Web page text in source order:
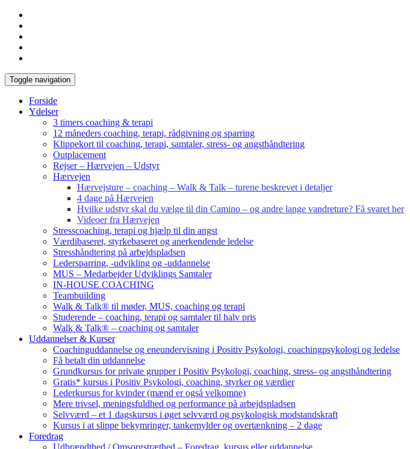
Toggle navigation
Forside
Ydelser
3 timers coaching & terapi
12 måneders coaching, terapi, rådgivning og sparring
Klippekort til coaching, terapi, samtaler, stress- og angsthåndtering
Outplacement
Rejser – Hærvejen – Udstyr
Hærvejen
Hærvejsture – coaching – Walk & Talk – turene beskrevet i detaljer
4 dage på Hærvejen
Hvilke udstyr skal du vælge til din Camino – og andre lange vandreture? Få svaret her
Videoer fra Hærvejen
Stresscoaching, terapi og hjælp til din angst
Værdibaseret, styrkebaseret og anerkendende ledelse
Stresshåndtering på arbejdspladsen
Ledersparring, -udvikling og -uddannelse
MUS – Medarbejder Udviklings Samtaler
IN-HOUSE COACHING
Teambuilding
Walk & Talk® til møder, MUS, coaching og terapi
Studerende – coaching, terapi og samtaler til halv pris
Walk & Talk® – coaching og samtaler
Uddannelser & Kurser
Coachinguddannelse og eneundervisning i Positiv Psykologi, coachingpsykologi og ledelse
Få betalt din uddannelse
Grundkursus for private grupper i Positiv Psykologi, coaching, stress- og angsthåndtering
Gratis* kursus i Positiv Psykologi, coaching, styrker og værdier
Lederkursus for kvinder (mænd er også velkomne)
Mere trivsel, meningsfuldhed og performance på arbejdspladsen
Selvværd – et 1 dagskursus i øget selvværd og psykologisk modstandskraft
Kursus i at slippe bekymringer, tankemylder og overtænkning – 2 dage
Foredrag
Udbrændthed / Omsorgstræthed – Foredrag, kursus eller uddannelse